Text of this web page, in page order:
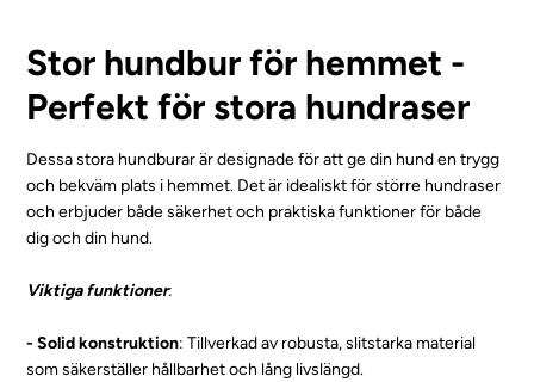
Stor hundbur för hemmet -
Perfekt för stora hundraser
Dessa stora hundburar är designade för att ge din hund en trygg
och bekväm plats i hemmet. Det är idealiskt för större hundraser
och erbjuder både säkerhet och praktiska funktioner för både
dig och din hund.
Viktiga funktioner:
- Solid konstruktion: Tillverkad av robusta, slitstarka material
som säkerställer hållbarhet och lång livslängd.